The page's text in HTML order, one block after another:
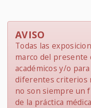
AVISO
Todas las
marco del presente
académicos y/o
diferentes criterios
no son siempre un
de la práctica